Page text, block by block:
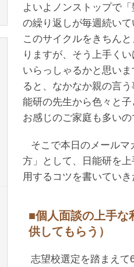
よいよノンストップで
の繰り返しが毎週続い
このサイクルをきちん
りますが、そう上手く
いらっしゃるかと思い
ると、なかなか親の言
能研の先生から色々と
お感じのご家庭も多い
そこで本日のメール
方」として、日能研を
用するコツを書いてい
■個人面談の上手な
供してもらう）
志望校選定を踏まえ